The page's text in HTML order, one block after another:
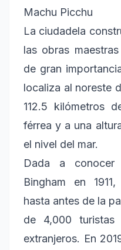
Machu Picchu
La ciudadela
las obras
de gran
localiza al noreste
112.5 kilómetros
férrea y a una
el nivel del mar.
Dada a
Bingham en
hasta antes de la
de 4,000
extranjeros. En